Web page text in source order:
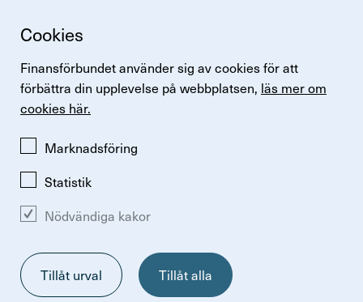
Cookies
Finansförbundet använder sig av cookies för att
förbättra din upplevelse på webbplatsen, läs mer om
cookies här.
Marknadsföring
Statistik
Nödvändiga kakor
Tillåt urval Tillåt alla
Snabb­länkar
Logga in
Lönestatistik
Finansförbundets kollektivavtal
Perspektiv
Ändra inställningar för kakor
Så hanterar vi personuppgifter